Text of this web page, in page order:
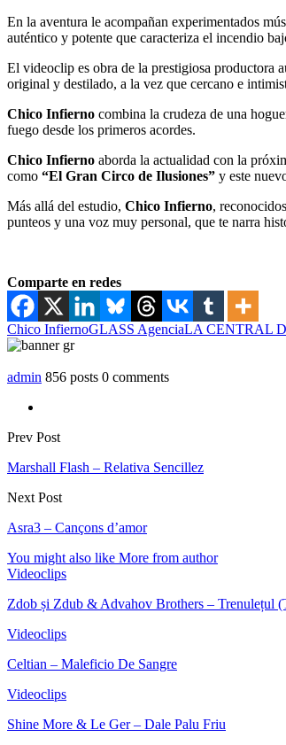
En la aventura le acompañan experimentados
auténtico y potente que caracteriza el incendio
El videoclip es obra de la prestigiosa productora
original y destilado, a la vez que cercano e
Chico Infierno combina la crudeza de una
fuego desde los primeros acordes.
Chico Infierno aborda la actualidad con la
como “El Gran Circo de Ilusiones” y este
Más allá del estudio, Chico Infierno,
punteos y una voz muy personal, que te narra
Comparte en redes
Chico InfiernoGLASS AgenciaLA CENTRAL
admin 856 posts 0 comments
Prev Post
Marshall Flash – Relativa Sencillez
Next Post
Asra3 – Cançons d’amor
You might also like More from author
Videoclips
Zdob și Zdub & Advahov Brothers – Trenulețul
Videoclips
Celtian – Maleficio De Sangre
Videoclips
Shine More & Le Ger – Dale Palu Friu